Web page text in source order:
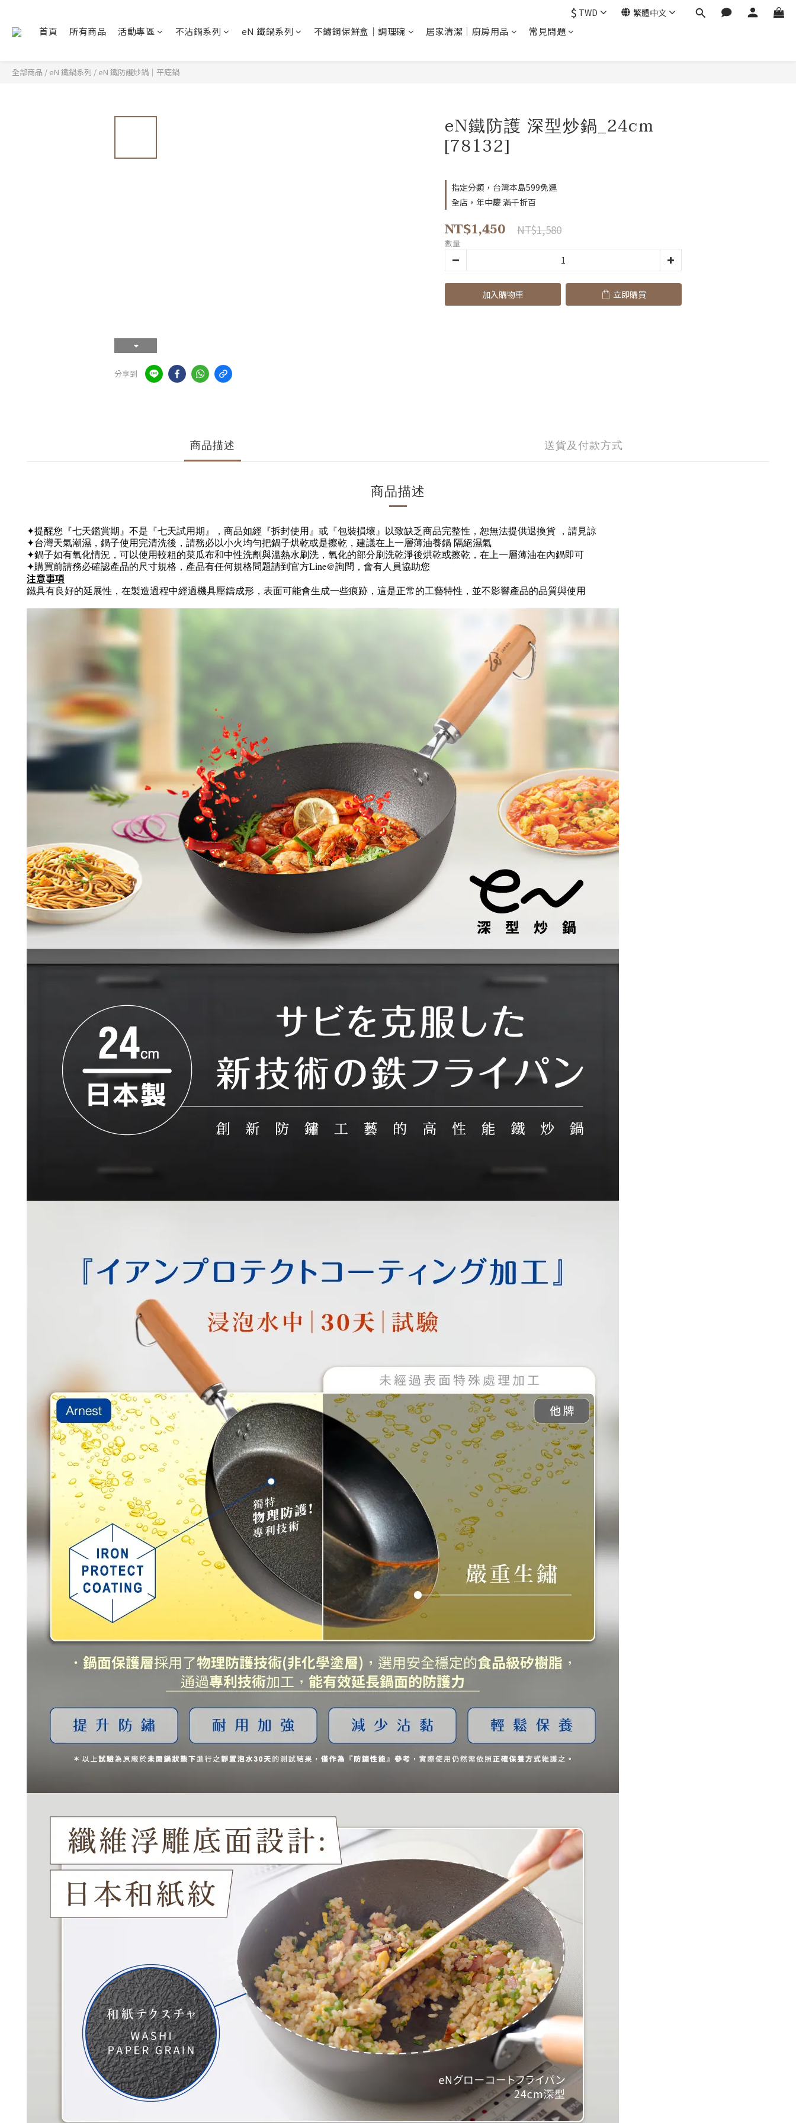
$ TWD 繁體中文
首頁 所有商品 活動專區 不沾鍋系列 eN 鐵鍋系列 不鏽鋼保鮮盒｜調理碗 居家清潔｜廚房用品 常見問題
全部商品 / eN 鐵鍋系列 / eN 鐵防護炒鍋｜平底鍋
分享到
eN鐵防護 深型炒鍋_24cm
[78132]
指定分類，台灣本島599免運
全店，年中慶 滿千折百
NT$1,450 NT$1,580
數量
加入購物車 立即購買
商品描述 送貨及付款方式
商品描述
✦提醒您『七天鑑賞期』不是『七天試用期』，商品如經『拆封使用』或『包裝損壞』以致缺乏商品完整性，恕無法提供退換貨 ，請見諒
✦台灣天氣潮濕，鍋子使用完清洗後，請務必以小火均勻把鍋子烘乾或是擦乾，建議在上一層薄油養鍋 隔絕濕氣
✦鍋子如有氧化情況，可以使用較粗的菜瓜布和中性洗劑與溫熱水刷洗，氧化的部分刷洗乾淨後烘乾或擦乾，在上一層薄油在內鍋即可
✦購買前請務必確認產品的尺寸規格，產品有任何規格問題請到官方Line@詢問，會有人員協助您
注意事項
鐵具有良好的延展性，在製造過程中經過機具壓鑄成形，表面可能會生成一些痕跡，這是正常的工藝特性，並不影響產品的品質與使用